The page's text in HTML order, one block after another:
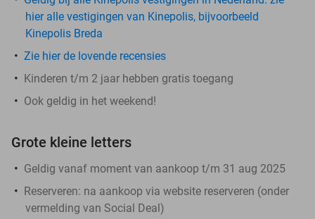
hier alle vestigingen van Kinepolis, bijvoorbeeld
Kinepolis Breda
Zie hier de lovende recensies
Kinderen t/m 2 jaar hebben gratis toegang
Ook geldig in het weekend!
Grote kleine letters
Geldig vanaf moment van aankoop t/m 31 aug 2025
Reserveren: na aankoop via website reserveren (onder
vermelding van Social Deal)